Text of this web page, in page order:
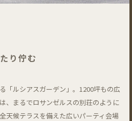
り佇む
「ルシアスガーデン」。1200坪もの広
、まるでロサンゼルスの別荘のように
天候テラスを備えた広いパーティ会場